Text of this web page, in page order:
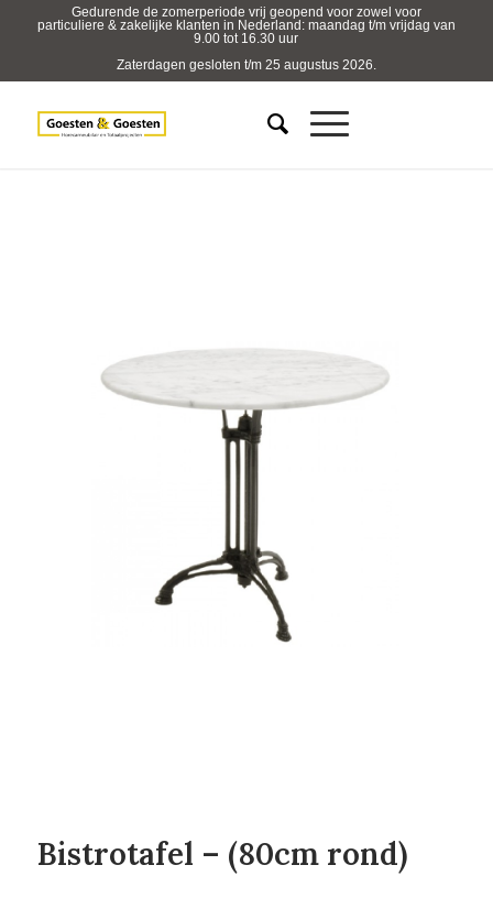
Gedurende de zomerperiode vrij geopend voor zowel voor
particuliere & zakelijke klanten in Nederland: maandag t/m vrijdag van
9.00 tot 16.30 uur
Zaterdagen gesloten t/m 25 augustus 2026.
Bistrotafel – (80cm rond)